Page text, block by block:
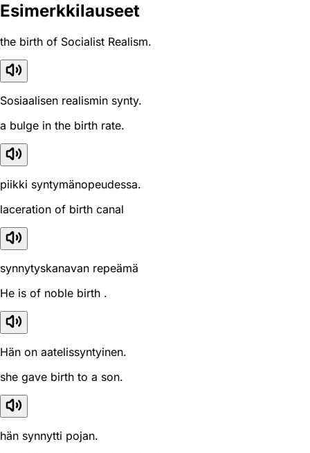
Esimerkkilauseet
the birth of Socialist Realism.
Sosiaalisen realismin synty.
a bulge in the birth rate.
piikki syntymänopeudessa.
laceration of birth canal
synnytyskanavan repeämä
He is of noble birth .
Hän on aatelissyntyinen.
she gave birth to a son.
hän synnytti pojan.